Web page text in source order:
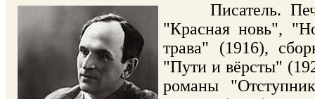
Писатель.
"Красная новь",
трава" (1916),
"Пути и вёрсты"
романы